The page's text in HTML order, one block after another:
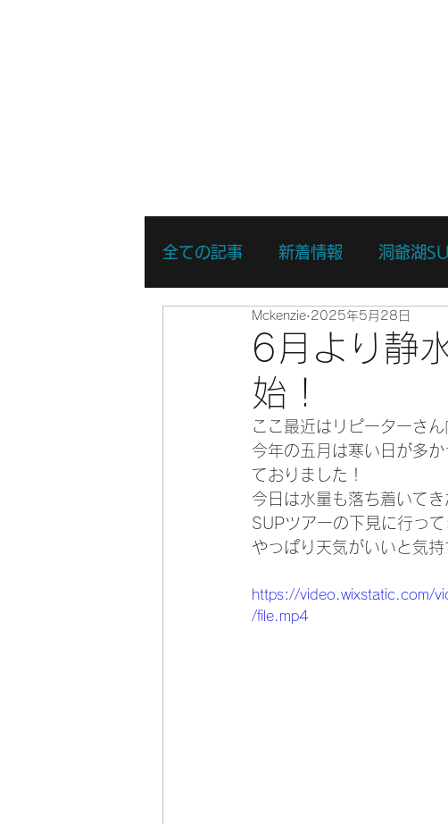
全ての記事 新着情報 洞爺湖
リバーSUPスキルアップコース
リバーSUPスポットプレイ
6月より静
始！
Mckenzie 2025年5月28日
ここ最近はリピーターさ
今年の五月は寒い日が多
ておりました！
今日は水量も落ち着いて
SUPツアーの下見に行って
やっぱり天気がいいと気持
https://
/file.mp4